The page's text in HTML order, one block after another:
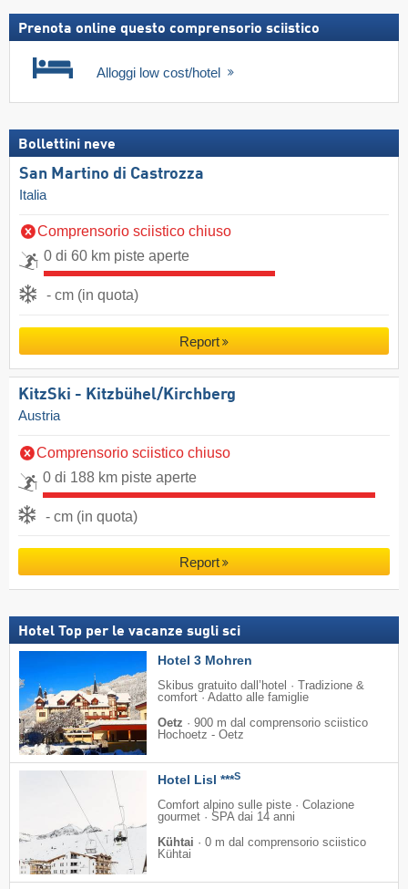
Prenota online questo comprensorio sciistico
Alloggi low cost/hotel
Bollettini neve
San Martino di Castrozza
Italia
Comprensorio sciistico chiuso
0 di 60 km piste aperte
- cm (in quota)
Report
KitzSki - Kitzbühel/​Kirchberg
Austria
Comprensorio sciistico chiuso
0 di 188 km piste aperte
- cm (in quota)
Report
Hotel Top per le vacanze sugli sci
Hotel 3 Mohren
Skibus gratuito dall’hotel · Tradizione &
comfort · Adatto alle famiglie
Oetz · 900 m dal comprensorio sciistico
Hochoetz - Oetz
Hotel Lisl ***S
Comfort alpino sulle piste · Colazione
gourmet · SPA dai 14 anni
Kühtai · 0 m dal comprensorio sciistico
Kühtai